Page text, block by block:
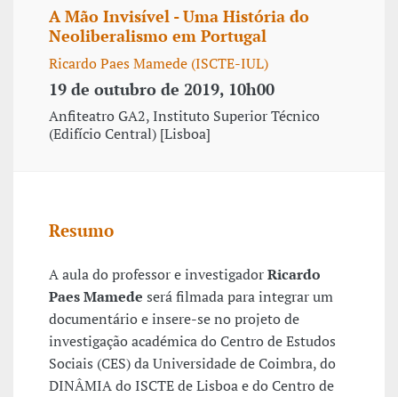
A Mão Invisível - Uma História do
Neoliberalismo em Portugal
Ricardo Paes Mamede (ISCTE-IUL)
19 de outubro de 2019, 10h00
Anfiteatro GA2, Instituto Superior Técnico
(Edifício Central) [Lisboa]
Resumo
A aula do professor e investigadorRicardo
Paes Mamede será filmada para integrar um
documentário e insere-se no projeto de
investigação académica do Centro de Estudos
Sociais (CES) da Universidade de Coimbra, do
DINÂMIA do ISCTE de Lisboa e do Centro de